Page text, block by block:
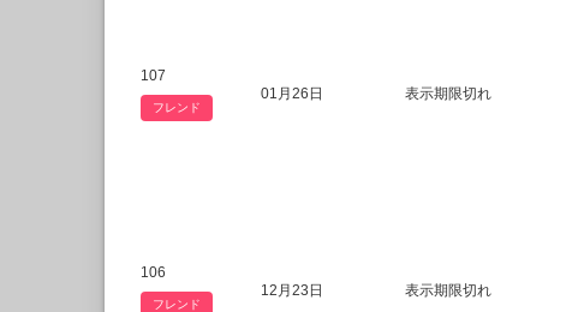
107
フレンド
01月26日 表示期限切れ
106
フレンド
12月23日 表示期限切れ